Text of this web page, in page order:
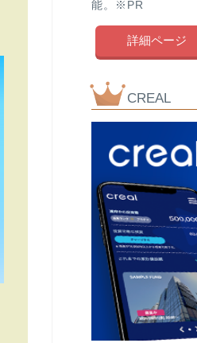
能。※PR
詳細ページ
CREAL